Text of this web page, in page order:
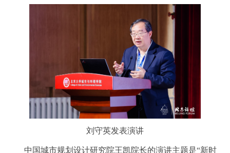
刘守英发表演讲
中国城市规划设计研究院王凯院长的演讲主题是“新时